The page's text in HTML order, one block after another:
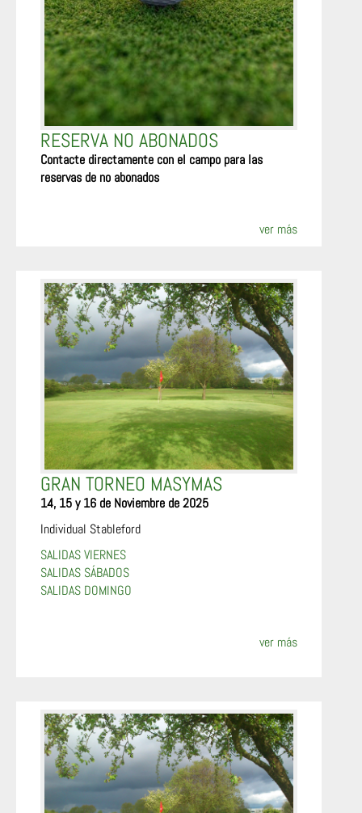
RESERVA NO ABONADOS
Contacte directamente con el campo para las
reservas de no abonados
ver más
GRAN TORNEO MASYMAS
14, 15 y 16 de Noviembre de 2025
Individual Stableford
SALIDAS VIERNES
SALIDAS SÁBADOS
SALIDAS DOMINGO
ver más